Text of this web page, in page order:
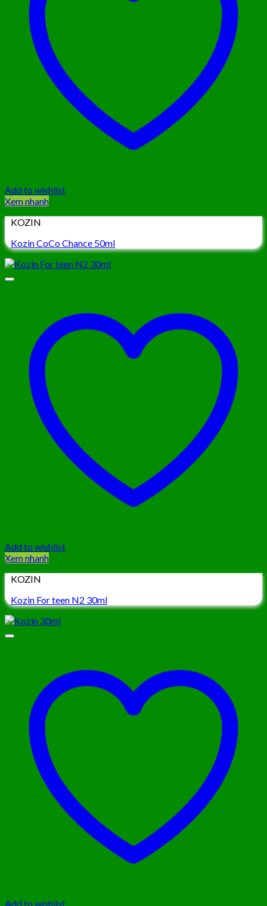
Add to wishlist
Xem nhanh
KOZIN
Kozin CoCo Chance 50ml
Add to wishlist
Xem nhanh
KOZIN
Kozin For teen N2 30ml
Add to wishlist